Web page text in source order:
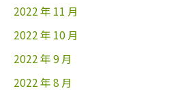
2022 年 11 月
2022 年 10 月
2022 年 9 月
2022 年 8 月